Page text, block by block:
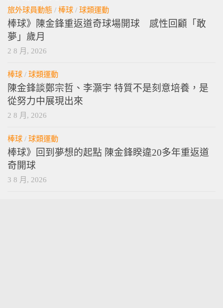
旅外球員動態 / 棒球 / 球類運動
棒球》陳金鋒重返道奇球場開球 感性回顧「敢
夢」歲月
2 8 月, 2026
棒球 / 球類運動
陳金鋒談鄭宗哲、李灝宇 特質不是刻意培養，是
從努力中展現出來
2 8 月, 2026
棒球 / 球類運動
棒球》回到夢想的起點 陳金鋒睽違20多年重返道
奇開球
3 8 月, 2026